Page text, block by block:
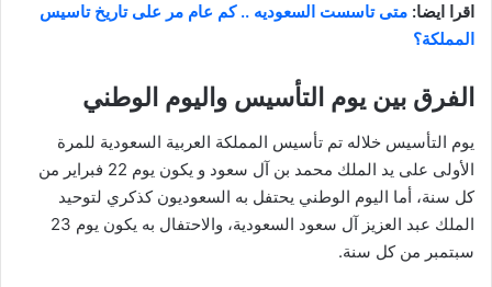
اقرا ايضا: متى تاسست السعوديه .. كم عام مر على تاريخ تاسيس
المملكة؟
الفرق بين يوم التأسيس واليوم الوطني
يوم التأسيس خلاله تم تأسيس المملكة العربية السعودية للمرة
الأولى على يد الملك محمد بن آل سعود و يكون يوم 22 فبراير من
كل سنة، أما اليوم الوطني يحتفل به السعوديون كذكري لتوحيد
الملك عبد العزيز آل سعود السعودية، والاحتفال به يكون يوم 23
سبتمبر من كل سنة.